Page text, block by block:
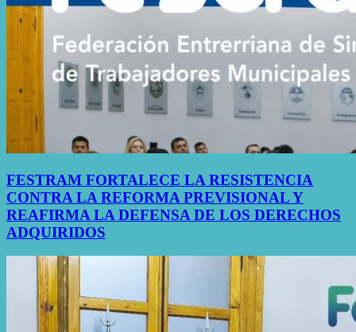
FESTRAM FORTALECE LA RESISTENCIA
CONTRA LA REFORMA PREVISIONAL Y
REAFIRMA LA DEFENSA DE LOS DERECHOS
ADQUIRIDOS